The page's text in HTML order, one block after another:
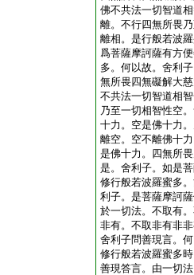
佛不共法一切智道
離。不行四無所畏
離相。是行般若波
爲菩薩摩訶薩有方
多。何以故。舍利
無所畏四無礙解大
不共法一切智道相
乃至一切相智性空
十力。空是佛十力
離空。空不離佛十
是佛十力。四無所
是。舍利子。如是
修行般若波羅蜜多
利子。是菩薩摩訶
於一切法。不取有
非有。不取非有非
舍利子問善現言。
修行般若波羅蜜多
善現答言。由一切